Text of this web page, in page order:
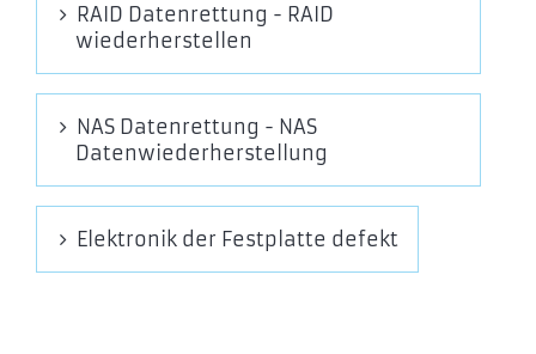
RAID Datenrettung - RAID
wiederherstellen
NAS Datenrettung - NAS
Datenwiederherstellung
Elektronik der Festplatte defekt